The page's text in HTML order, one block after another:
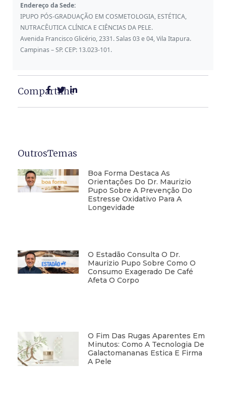
Endereço da Sede:
IPUPO PÓS-GRADUAÇÃO EM COSMETOLOGIA, ESTÉTICA,
NUTRACÊUTICA CLÍNICA E CIÊNCIAS DA PELE.
Avenida Francisco Glicério, 2331. Salas 03 e 04, Vila Itapura.
Campinas – SP. CEP: 13.023-101.
Compartilhe
OutrosTemas
Boa Forma Destaca As
Orientações Do Dr. Maurizio
Pupo Sobre A Prevenção Do
Estresse Oxidativo Para A
Longevidade
O Estadão Consulta O Dr.
Maurizio Pupo Sobre Como O
Consumo Exagerado De Café
Afeta O Corpo
O Fim Das Rugas Aparentes Em
Minutos: Como A Tecnologia De
Galactomananas Estica E Firma
A Pele